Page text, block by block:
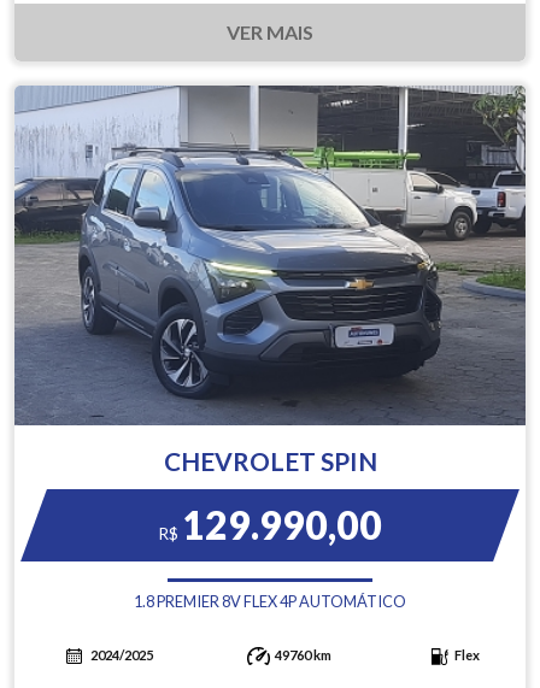
VER MAIS
CHEVROLET SPIN
R$ 129.990,00
1.8 PREMIER 8V FLEX 4P AUTOMÁTICO
2024/2025 49760 km Flex